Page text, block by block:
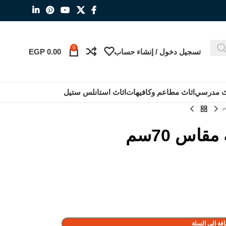
تسجيل دخول / إنشاء حساب 0
EGP 0.00
مدرسي اثاث مطاعم وكافيهات اثاث استانلس ستيل
70سم
إلى السلة